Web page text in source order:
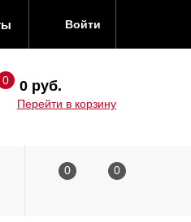
Войти
0 руб.
Перейти в корзину